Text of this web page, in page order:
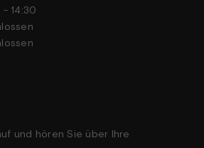
14:30
und hören Sie über Ihre